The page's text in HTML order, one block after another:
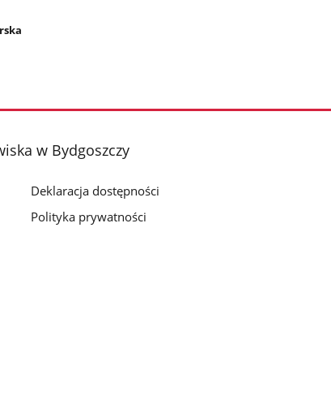
w Bydgoszczy
Deklaracja dostępności
Polityka prywatności